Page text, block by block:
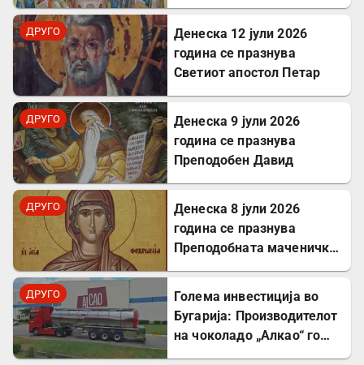
ДРУГО
Денеска 12 јули 2026
година се празнува
Светиот апостол Петар
ДРУГО
Денеска 9 јули 2026
година се празнува
Преподобен Давид
ДРУГО
Денеска 8 јули 2026
година се празнува
Преподобната маченичка
ДРУГО
Голема инвестиција во
Бугарија: Производителот
на чоколадо „Алкао“ го